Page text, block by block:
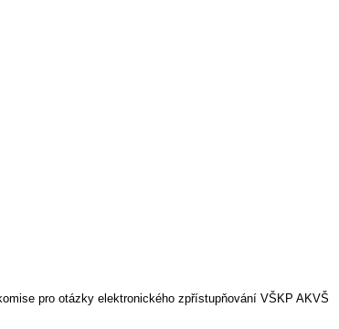
pro otázky elektronického zpřístupňování VŠKP AKVŠ